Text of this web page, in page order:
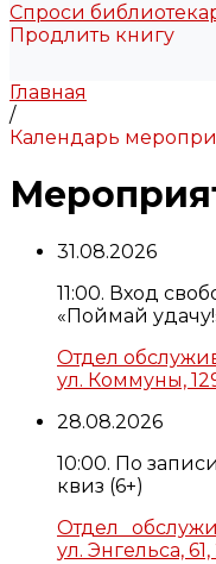
Спроси
Продлить книгу
Главная
/
Календарь
31.08.2026
11:00. Вход
«Поймай
Отдел
ул. Коммуны,
28.08.2026
10:00. По
квиз (6+)
Отдел
ул. Энгельса,